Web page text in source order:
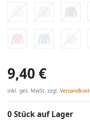
9,40 €
inkl. ges. MwSt. zzgl.
0 Stück auf Lager